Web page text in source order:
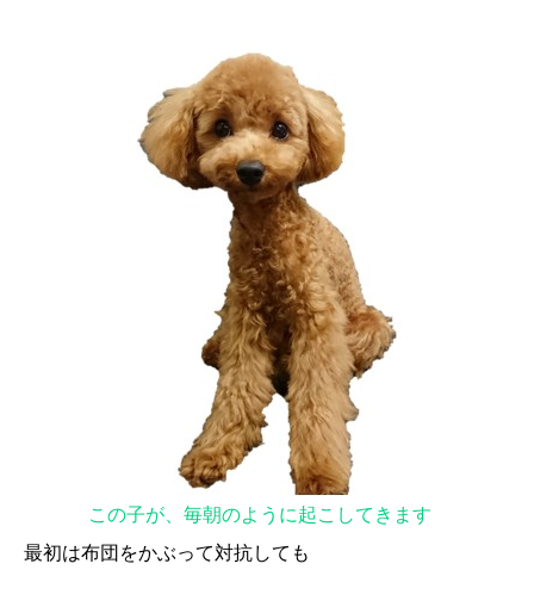
この子が、毎朝のように起こしてきます
最初は布団をかぶって対抗しても